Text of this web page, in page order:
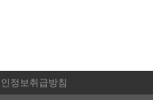
정보취급방침